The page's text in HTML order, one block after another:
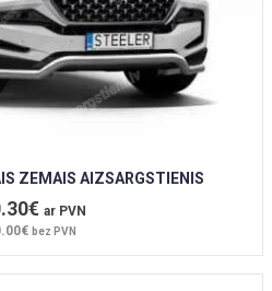
ZEMAIS AIZSARGSTIENIS
ar PVN
bez PVN